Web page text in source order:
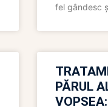
fel gândesc
PĂRUL